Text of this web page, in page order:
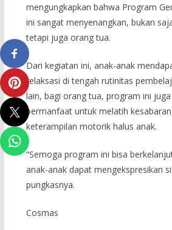
mengungkapkan bahwa Program
ini sangat menyenangkan, bukan
tetapi juga orang tua.
Dari kegiatan ini, anak-anak
relaksasi di tengah rutinitas
lain, bagi orang tua, program ini
bermanfaat untuk melatih
keterampilan motorik halus anak.
“Semoga program ini bisa
anak-anak dapat mengekspresikan
pungkasnya.
Cosmas